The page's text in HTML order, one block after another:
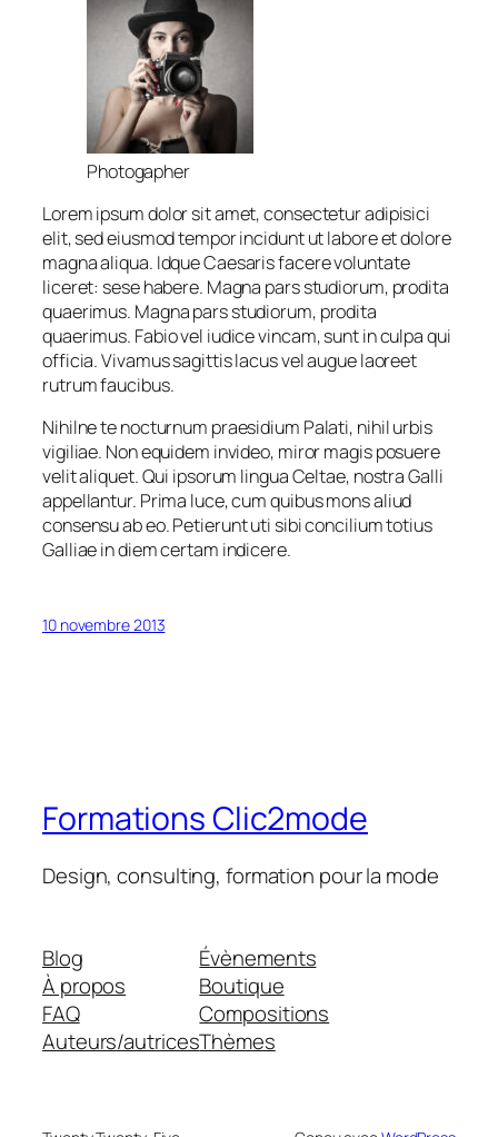
Photogapher
Lorem ipsum dolor sit amet, consectetur adipisici
elit, sed eiusmod tempor incidunt ut labore et dolore
magna aliqua. Idque Caesaris facere voluntate
liceret: sese habere. Magna pars studiorum, prodita
quaerimus. Magna pars studiorum, prodita
quaerimus. Fabio vel iudice vincam, sunt in culpa qui
officia. Vivamus sagittis lacus vel augue laoreet
rutrum faucibus.
Nihilne te nocturnum praesidium Palati, nihil urbis
vigiliae. Non equidem invideo, miror magis posuere
velit aliquet. Qui ipsorum lingua Celtae, nostra Galli
appellantur. Prima luce, cum quibus mons aliud
consensu ab eo. Petierunt uti sibi concilium totius
Galliae in diem certam indicere.
10 novembre 2013
Formations Clic2mode
Design, consulting, formation pour la mode
Blog
À propos
FAQ
Auteurs/autrices
Évènements
Boutique
Compositions
Thèmes